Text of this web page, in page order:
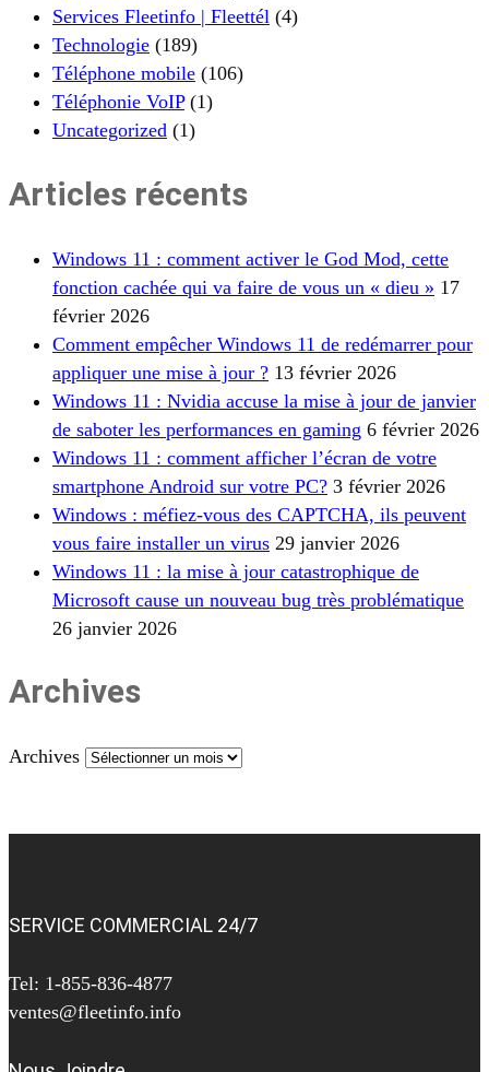
Services Fleetinfo | Fleettél (4)
Technologie (189)
Téléphone mobile (106)
Téléphonie VoIP(1)
Uncategorized (1)
Articles récents
Windows 11 : comment activer le God Mod, cette
fonction cachée qui va faire de vous un « dieu » 17
février 2026
Comment empêcher Windows 11 de redémarrer pour
appliquer une mise à jour ? 13 février 2026
Windows 11 : Nvidia accuse la mise à jour de janvier
de saboter les performances en gaming 6 février 2026
Windows 11 : comment afficher l’écran de votre
smartphone Android sur votre PC? 3 février 2026
Windows : méfiez-vous des CAPTCHA, ils peuvent
vous faire installer un virus 29 janvier 2026
Windows 11 : la mise à jour catastrophique de
Microsoft cause un nouveau bug très problématique
26 janvier 2026
Archives
Archives
SERVICE COMMERCIAL 24/7
Tel: 1-855-836-4877
ventes@fleetinfo.info